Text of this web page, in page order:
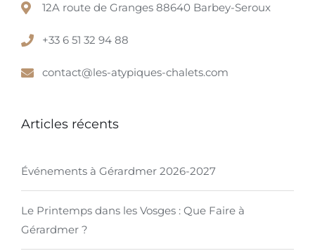
12A route de Granges 88640 Barbey-Seroux
+33 6 51 32 94 88
contact@les-atypiques-chalets.com
Articles récents
Événements à Gérardmer 2026-2027
Le Printemps dans les Vosges : Que Faire à
Gérardmer ?